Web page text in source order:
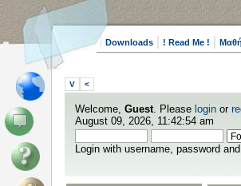
Downloads ! Read Me !
V <
Welcome, Guest. Please login or
August 09, 2026, 11:42:54 am
Login with username, password